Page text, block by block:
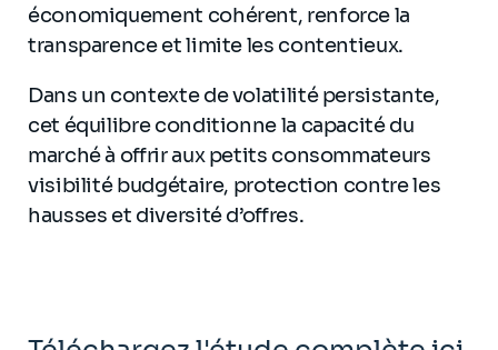
économiquement cohérent, renforce la
transparence et limite les contentieux.
Dans un contexte de volatilité persistante,
cet équilibre conditionne la capacité du
marché à offrir aux petits consommateurs
visibilité budgétaire, protection contre les
hausses et diversité d’offres.